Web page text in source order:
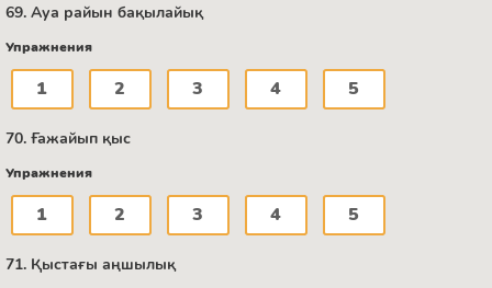
69. Ауа райын бақылайық
Упражнения
1 2 3 4 5
70. Ғажайып қыс
Упражнения
1 2 3 4 5
71. Қыстағы аңшылық